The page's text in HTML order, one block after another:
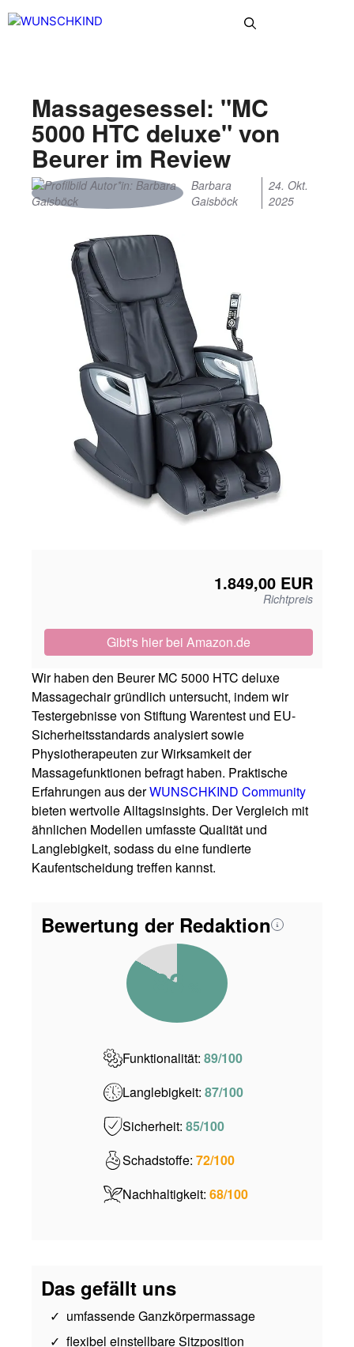
Zum
Inhalt
Massagesessel: "MC
5000 HTC deluxe" von
Beurer im Review
Barbara
Gaisböck
24. Okt.
2025
1.849,00 EUR
Richtpreis
Gibt's hier bei Amazon.de
Wir haben den Beurer MC 5000 HTC deluxe
Massagechair gründlich untersucht, indem wir
Testergebnisse von Stiftung Warentest und EU-
Sicherheitsstandards analysiert sowie
Physiotherapeuten zur Wirksamkeit der
Massagefunktionen befragt haben. Praktische
Erfahrungen aus derWUNSCHKIND Community
bieten wertvolle Alltagsinsights. Der Vergleich mit
ähnlichen Modellen umfasste Qualität und
Langlebigkeit, sodass du eine fundierte
Kaufentscheidung treffen kannst.
Bewertung der Redaktion
83
Funktionalität: 89/100
Langlebigkeit: 87/100
Sicherheit: 85/100
Schadstoffe: 72/100
Nachhaltigkeit: 68/100
Das gefällt uns
umfassende Ganzkörpermassage
flexibel einstellbare Sitzposition